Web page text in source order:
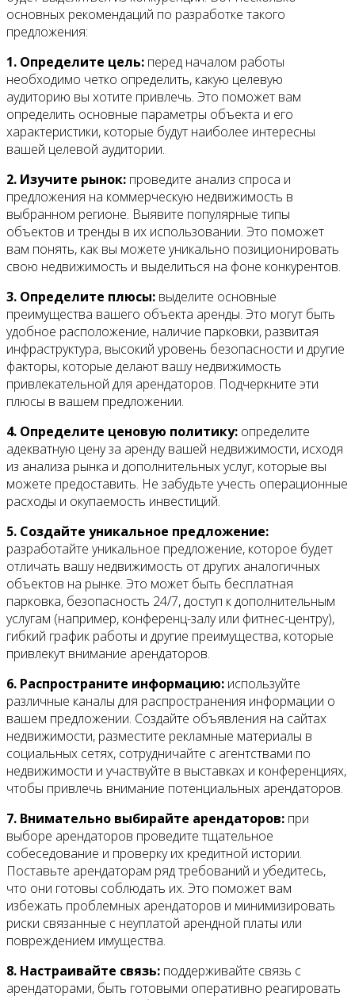
основных рекомендаций по разработке такого
предложения:
1. Определите цель: перед началом работы
необходимо четко определить, какую целевую
аудиторию вы хотите привлечь. Это поможет вам
определить основные параметры объекта и его
характеристики, которые будут наиболее интересны
вашей целевой аудитории.
2. Изучите рынок: проведите анализ спроса и
предложения на коммерческую недвижимость в
выбранном регионе. Выявите популярные типы
объектов и тренды в их использовании. Это поможет
вам понять, как вы можете уникально позиционировать
свою недвижимость и выделиться на фоне конкурентов.
3. Определите плюсы: выделите основные
преимущества вашего объекта аренды. Это могут быть
удобное расположение, наличие парковки, развитая
инфраструктура, высокий уровень безопасности и другие
факторы, которые делают вашу недвижимость
привлекательной для арендаторов. Подчеркните эти
плюсы в вашем предложении.
4. Определите ценовую политику: определите
адекватную цену за аренду вашей недвижимости, исходя
из анализа рынка и дополнительных услуг, которые вы
можете предоставить. Не забудьте учесть операционные
расходы и окупаемость инвестиций.
5. Создайте уникальное предложение:
разработайте уникальное предложение, которое будет
отличать вашу недвижимость от других аналогичных
объектов на рынке. Это может быть бесплатная
парковка, безопасность 24/7, доступ к дополнительным
услугам (например, конференц-залу или фитнес-центру),
гибкий график работы и другие преимущества, которые
привлекут внимание арендаторов.
6. Распространите информацию: используйте
различные каналы для распространения информации о
вашем предложении. Создайте объявления на сайтах
недвижимости, разместите рекламные материалы в
социальных сетях, сотрудничайте с агентствами по
недвижимости и участвуйте в выставках и конференциях,
чтобы привлечь внимание потенциальных арендаторов.
7. Внимательно выбирайте арендаторов: при
выборе арендаторов проведите тщательное
собеседование и проверку их кредитной истории.
Поставьте арендаторам ряд требований и убедитесь,
что они готовы соблюдать их. Это поможет вам
избежать проблемных арендаторов и минимизировать
риски связанные с неуплатой арендной платы или
повреждением имущества.
8. Настраивайте связь: поддерживайте связь с
арендаторами, быть готовыми оперативно реагировать